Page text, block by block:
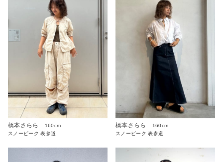
橋本さらら
160cm
スノーピーク 表参道
橋本さらら
160cm
スノーピーク 表参道